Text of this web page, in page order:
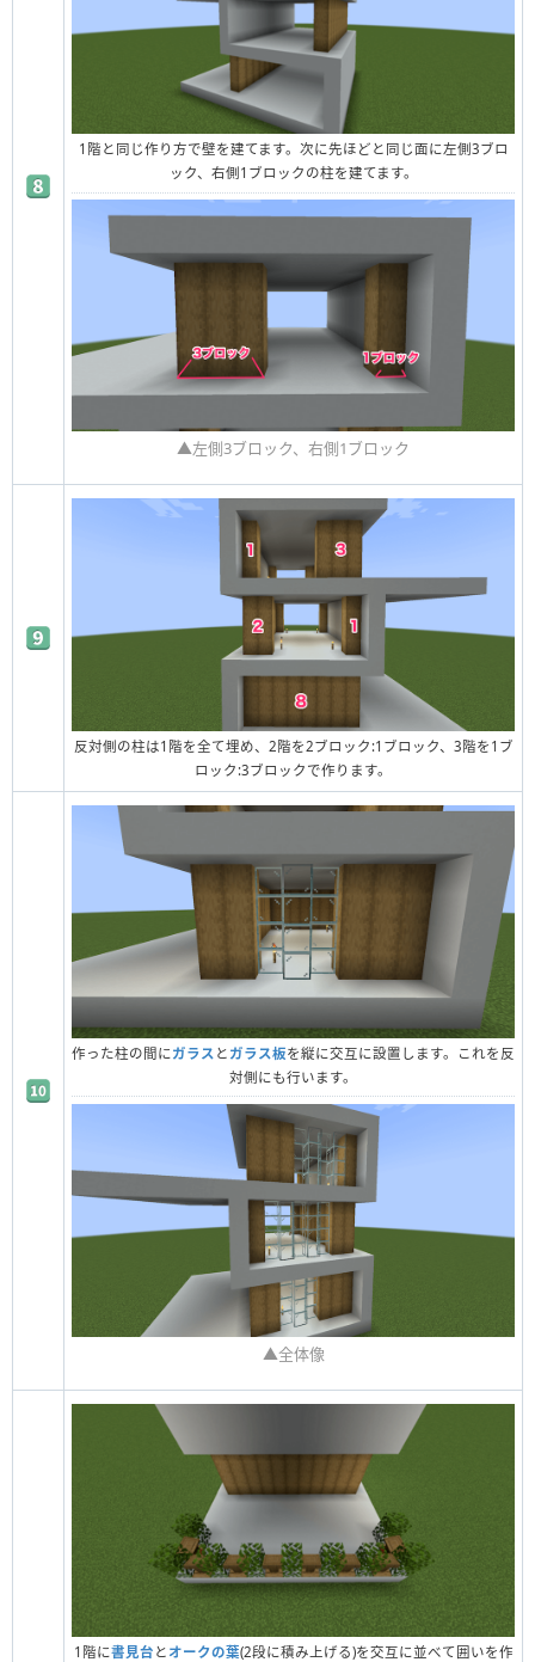
1階と同じ作り方で壁を建てます。 次に先ほどと同じ面に左側3ブロ
ック、右側1ブロックの柱を建てます。
▲左側3ブロック、右側1ブロック
反対側の柱は1階を全て埋め、2階を2ブロック:1ブロック、3階を1ブ
ロック:3ブロックで作ります。
作った柱の間に ガラス と ガラス板を縦に交互に設置します。これを反
対側にも行います。
▲全体像
1階に書見台 と オークの葉(2段に積み上げる)を交互に並べて囲いを作